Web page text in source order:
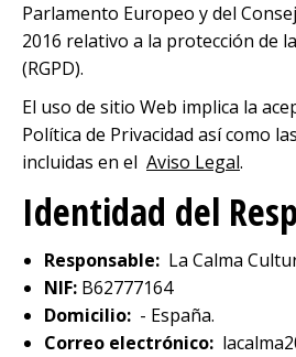
Parlamento Europeo y del
2016 relativo a la protección de
(RGPD).
El uso de sitio Web implica la
Política de Privacidad así como
incluidas en el Aviso Legal.
Identidad del
Responsable: La Calma
NIF: B62777164
Domicilio: - España.
Correo electrónico: